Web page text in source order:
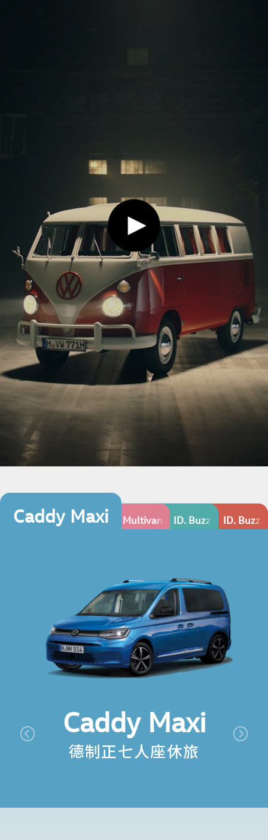
德制正七人座休旅
Caddy Maxi
能在同一台車上的 就是家人
Caddy Maxi Multivan ID. Buzz PRO SID. Buzz
Caddy Maxi
德制正七人座休旅